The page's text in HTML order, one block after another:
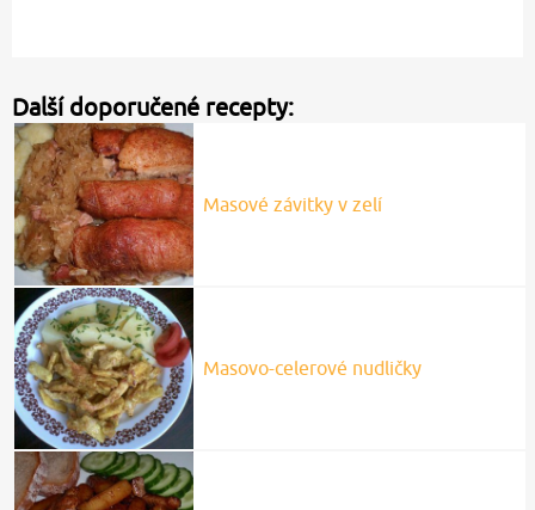
Další doporučené recepty:
Masové závitky v zelí
Masovo-celerové nudličky